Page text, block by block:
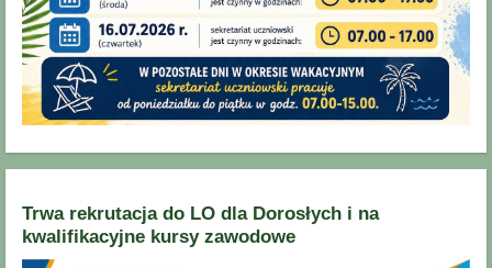
Trwa rekrutacja do LO dla Dorosłych i na
kwalifikacyjne kursy zawodowe